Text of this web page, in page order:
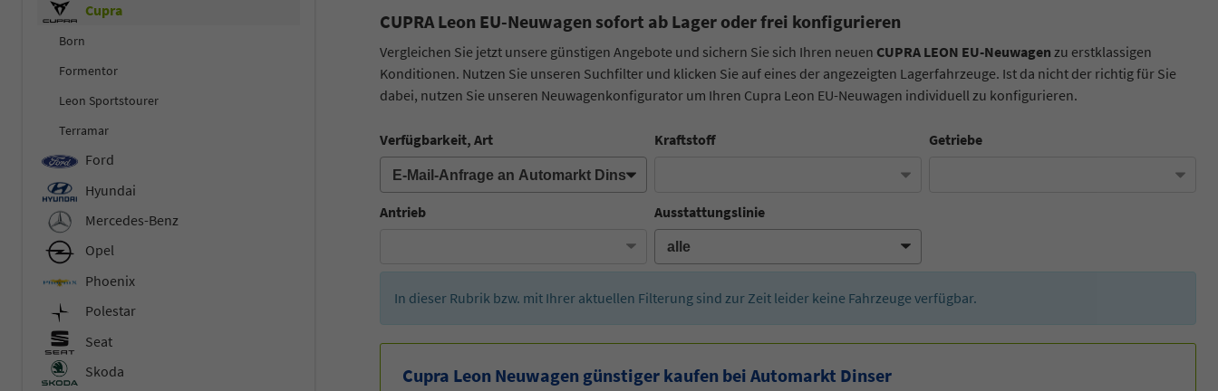
CUPRA Leon EU-Neuwagen sofort ab Lager oder frei konfigurieren
Vergleichen Sie jetzt unsere günstigen Angebote und sichern Sie sich Ihren neuen CUPRA LEON EU-Neuwagenzu erstklassigen
Konditionen. Nutzen Sie unseren Suchfilter und klicken Sie auf eines der angezeigten Lagerfahrzeuge. Ist da nicht der richtig für Sie
dabei, nutzen Sie unseren Neuwagenkonfigurator um Ihren Cupra Leon EU-Neuwagen individuell zu konfigurieren.
Verfügbarkeit, Art Kraftstoff Getriebe
Antrieb Ausstattungslinie
In dieser Rubrik bzw. mit Ihrer aktuellen Filterung sind zur Zeit leider keine Fahrzeuge verfügbar.
Cupra Leon Neuwagen günstiger kaufen bei Automarkt Dinser
Cupra
Born
Formentor
Leon Sportstourer
Terramar
Ford
Hyundai
Mercedes-Benz
Opel
Phoenix
Polestar
Seat
Skoda